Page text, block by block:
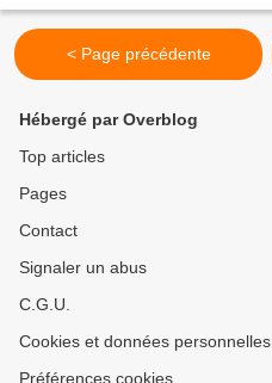
< Page précédente
Hébergé par Overblog
Top articles
Pages
Contact
Signaler un abus
C.G.U.
Cookies et données personnelles
Préférences cookies